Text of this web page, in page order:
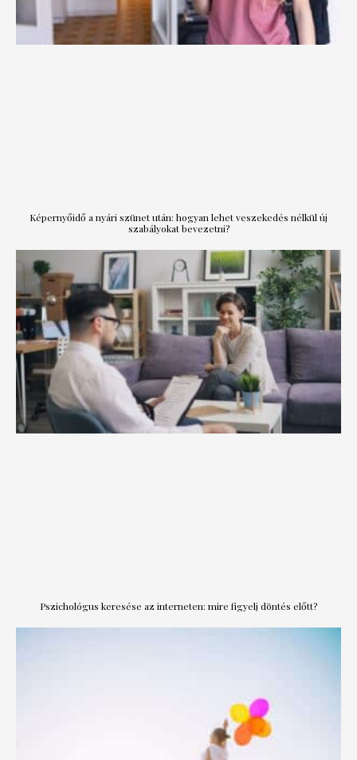
Képernyőidő a nyári szünet után: hogyan lehet veszekedés nélkül új
szabályokat bevezetni?
Pszichológus keresése az interneten: mire figyelj döntés előtt?